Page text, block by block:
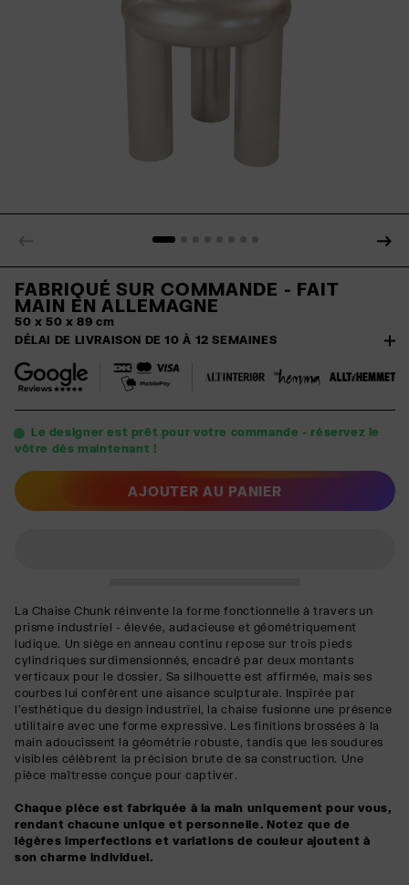
FABRIQUÉ SUR COMMANDE - FAIT
MAIN EN ALLEMAGNE
50 x 50 x 89 cm
DÉLAI DE LIVRAISON DE 10 À 12 SEMAINES
Le designer est prêt pour votre commande - réservez le
vôtre dès maintenant !
AJOUTER AU PANIER
La Chaise Chunk réinvente la forme fonctionnelle à travers un
prisme industriel - élevée, audacieuse et géométriquement
ludique. Un siège en anneau continu repose sur trois pieds
cylindriques surdimensionnés, encadré par deux montants
verticaux pour le dossier. Sa silhouette est affirmée, mais ses
courbes lui confèrent une aisance sculpturale. Inspirée par
l'esthétique du design industriel, la chaise fusionne une présence
utilitaire avec une forme expressive. Les finitions brossées à la
main adoucissent la géométrie robuste, tandis que les soudures
visibles célèbrent la précision brute de sa construction. Une
pièce maîtresse conçue pour captiver.
Chaque pièce est fabriquée à la main uniquement pour vous,
rendant chacune unique et personnelle. Notez que de
légères imperfections et variations de couleur ajoutent à
son charme individuel.